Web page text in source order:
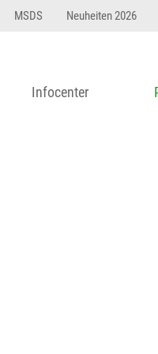
MSDS Neuheiten 2026
Infocenter
asdfW134 245